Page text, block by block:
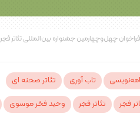
فراخوان چهل‌وچهارمین جشنواره بین‌المللی تئاتر فجر
تاب آوری
تئاتر صحنه ای
فجر
تئاتر فجر وحید فخر موسوی